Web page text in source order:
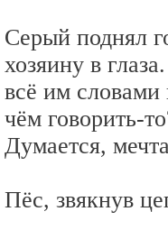
Серый поднял
хозяину в
всё им словами
чём говорить-
Думается,
Пёс, звякнув